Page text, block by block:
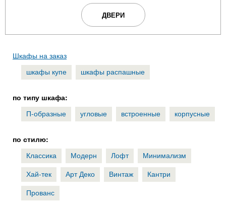
ДВЕРИ
Шкафы на заказ
шкафы купе
шкафы распашные
по типу шкафа:
П-образные
угловые встроенные корпусные
по стилю:
Классика
Модерн Лофт
Минимализм
Хай-тек
Арт Деко Винтаж
Кантри
Прованс